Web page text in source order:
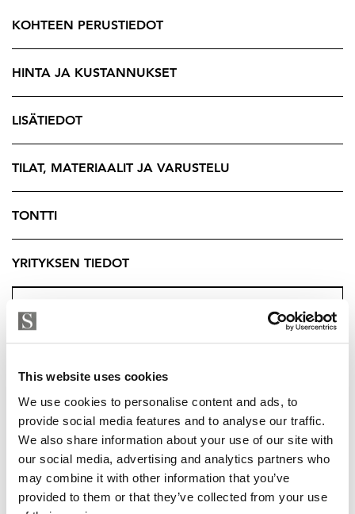
This website uses cookies
We use cookies to personalise content and ads, to
provide social media features and to analyse our traffic.
We also share information about your use of our site with
our social media, advertising and analytics partners who
may combine it with other information that you’ve
provided to them or that they’ve collected from your use
MAARIT RITARI
Tampereelle. Tämä sijainti tekee arjesta helppoa – ja
asumisesta nautittavaa.
arki saa ansaitsemansa puitteet. Huolella suunnitellut
tuntuu harkitulta.
Täällä elämä levittäytyy luontevasti: yhteiset hetket
estetiikasta. Villa Grandessa puhuttelee sinua, joka
arvostat tilaa, laatua ja asumisen arvokkuutta –
hienovaraisesti, mutta vakuuttavasti.
Noblessa keittiön selkeälinjainen muotoilu, ajattomat
sävyt ja huolella valitut materiaalit luovat
käytännössä. Runsaat työskentely- ja säilytystilat
tekevät arjesta sujuvaa, ja tilan avoimuus kutsuu
kokoontumaan yhteen – niin arkena kuin juhlassakin.
Keittiö ja olohuone muodostavat kodin sydämen: valo
KOHTEEN PERUSTIEDOT
HINTA JA KUSTANNUKSET
LISÄTIEDOT
TILAT, MATERIAALIT JA VARUSTELU
TONTTI
YRITYKSEN TIEDOT